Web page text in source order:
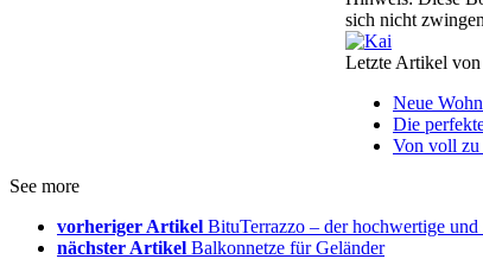
sich nicht
Letzte Artikel
Neue
Die
Von voll zu
See more
vorheriger Artikel BituTerrazzo – der hochwertige
nächster Artikel Balkonnetze für Geländer